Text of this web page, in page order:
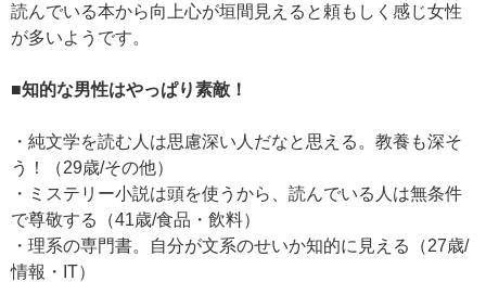
読んでいる本から向上心が垣間見えると頼もしく感じ女性
が多いようです。
■知的な男性はやっぱり素敵！
・純文学を読む人は思慮深い人だなと思える。教養も深そ
う！（29歳/その他）
・ミステリー小説は頭を使うから、読んでいる人は無条件
で尊敬する（41歳/食品・飲料）
・理系の専門書。自分が文系のせいか知的に見える（27歳/
情報・IT）